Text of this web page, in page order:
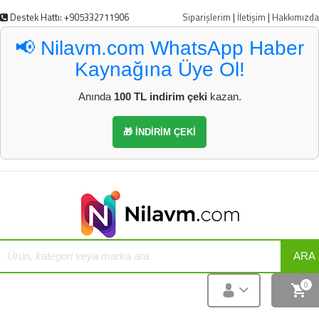
Destek Hattı: +905332711906 Siparişlerim | İletişim | Hakkımızda
📢 Nilavm.com WhatsApp Haber
Kaynağına Üye Ol!
Anında 100 TL indirim çeki kazan.
🎁 İNDİRİM ÇEKİ
ARA
0